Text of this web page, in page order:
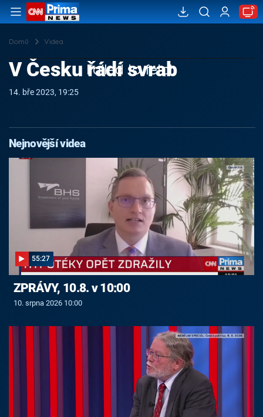
Domů Videa
Failed to fetch
V Česku řádí svrab
14. bře 2023, 19:25
Nejnovější videa
55:27
ZPRÁVY, 10.8. v 10:00
10. srpna 2026 10:00